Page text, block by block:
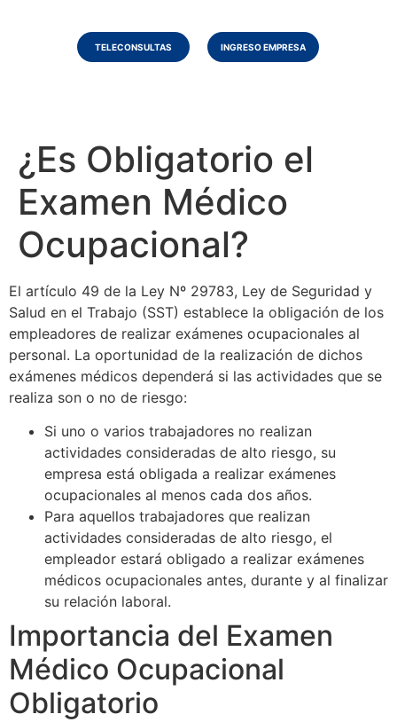
TELECONSULTAS INGRESO EMPRESA
¿Es Obligatorio el
Examen Médico
Ocupacional?
El artículo 49 de la Ley Nº 29783, Ley de Seguridad y
Salud en el Trabajo (SST) establece la obligación de los
empleadores de realizar exámenes ocupacionales al
personal. La oportunidad de la realización de dichos
exámenes médicos dependerá si las actividades que se
realiza son o no de riesgo:
Si uno o varios trabajadores no realizan
actividades consideradas de alto riesgo, su
empresa está obligada a realizar exámenes
ocupacionales al menos cada dos años.
Para aquellos trabajadores que realizan
actividades consideradas de alto riesgo, el
empleador estará obligado a realizar exámenes
médicos ocupacionales antes, durante y al finalizar
su relación laboral.
Importancia del Examen
Médico Ocupacional
Obligatorio